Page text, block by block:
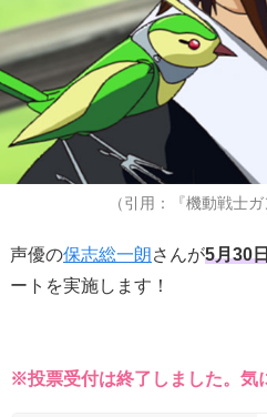
（引用：『機動戦士ガ
声優の保志総一朗さんが5月30
ートを実施します！
※投票受付は終了しました。気